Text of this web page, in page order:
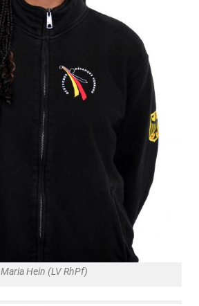
Maria Hein (LV RhPf)